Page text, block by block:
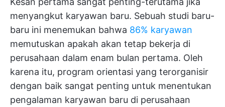
menyangkut karyawan baru. Sebuah studi baru-
baru ini menemukan bahwa 86% karyawan
memutuskan apakah akan tetap bekerja di
perusahaan dalam enam bulan pertama. Oleh
karena itu, program orientasi yang terorganisir
dengan baik sangat penting untuk menentukan
pengalaman karyawan baru di perusahaan